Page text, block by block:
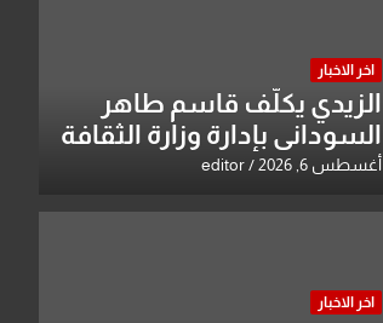
اخر الاخبار
الزيدي يكلّف قاسم طاهر
السوداني بإدارة وزارة الثقافة
أغسطس 6, 2026 editor
اخر الاخبار